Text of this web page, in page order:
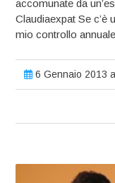
accomunate da
Claudiaexpat Se c’è
mio controllo annuale
6 Gennaio 2013